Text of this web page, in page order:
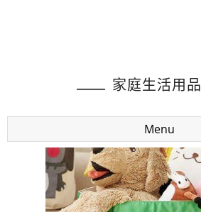
家庭生活用品
Menu